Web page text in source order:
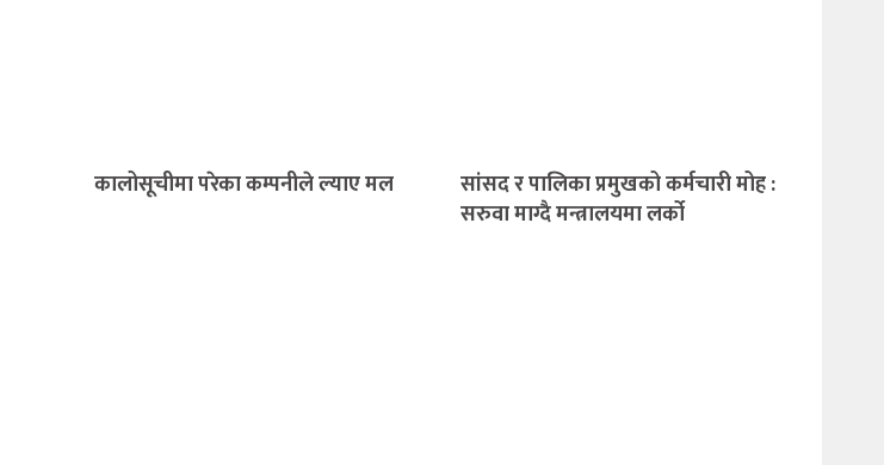
कालोसूचीमा परेका कम्पनीले ल्याए मल
सांसद र पालिका प्रमुखको कर्मचारी मोह :
सरुवा माग्दै मन्त्रालयमा लर्को